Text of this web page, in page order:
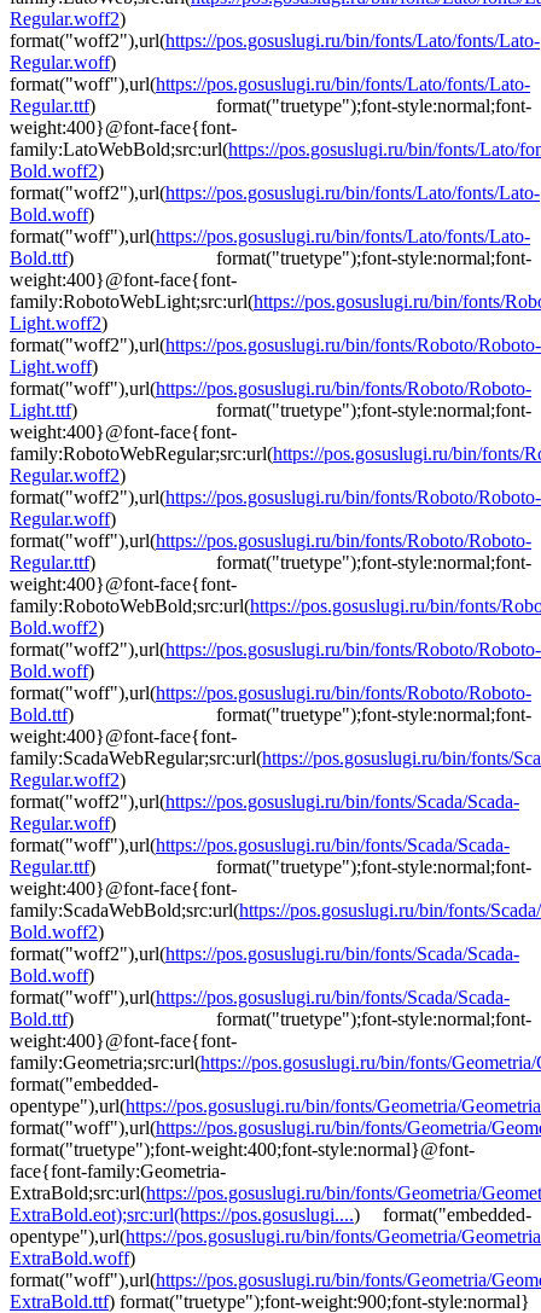
Regular.woff2)
format("woff2"),url(https://pos.gosuslugi.ru/bin/fonts/Lato/fonts/Lato-
Regular.woff)
format("woff"),url(https://pos.gosuslugi.ru/bin/fonts/Lato/fonts/Lato-
Regular.ttf) format("truetype");font-style:normal;font-
weight:400}@font-face{font-
family:LatoWebBold;src:url(https://pos.gosuslugi.ru/bin/fonts/Lato/
Bold.woff2)
format("woff2"),url(https://pos.gosuslugi.ru/bin/fonts/Lato/fonts/Lato-
Bold.woff)
format("woff"),url(https://pos.gosuslugi.ru/bin/fonts/Lato/fonts/Lato-
Bold.ttf) format("truetype");font-style:normal;font-
weight:400}@font-face{font-
family:RobotoWebLight;src:url(https://pos.gosuslugi.ru/bin/fonts/
Light.woff2)
format("woff2"),url(https://pos.gosuslugi.ru/bin/fonts/Roboto/Roboto-
Light.woff)
format("woff"),url(https://pos.gosuslugi.ru/bin/fonts/Roboto/Roboto-
Light.ttf) format("truetype");font-style:normal;font-
weight:400}@font-face{font-
family:RobotoWebRegular;src:url(https://pos.gosuslugi.ru/bin/fonts/
Regular.woff2)
format("woff2"),url(https://pos.gosuslugi.ru/bin/fonts/Roboto/Roboto-
Regular.woff)
format("woff"),url(https://pos.gosuslugi.ru/bin/fonts/Roboto/Roboto-
Regular.ttf) format("truetype");font-style:normal;font-
weight:400}@font-face{font-
family:RobotoWebBold;src:url(https://pos.gosuslugi.ru/bin/fonts/
Bold.woff2)
format("woff2"),url(https://pos.gosuslugi.ru/bin/fonts/Roboto/Roboto-
Bold.woff)
format("woff"),url(https://pos.gosuslugi.ru/bin/fonts/Roboto/Roboto-
Bold.ttf) format("truetype");font-style:normal;font-
weight:400}@font-face{font-
family:ScadaWebRegular;src:url(https://pos.gosuslugi.ru/bin/fonts/
Regular.woff2)
format("woff2"),url(https://pos.gosuslugi.ru/bin/fonts/Scada/Scada-
Regular.woff)
format("woff"),url(https://pos.gosuslugi.ru/bin/fonts/Scada/Scada-
Regular.ttf) format("truetype");font-style:normal;font-
weight:400}@font-face{font-
family:ScadaWebBold;src:url(https://pos.gosuslugi.ru/bin/fonts/
Bold.woff2)
format("woff2"),url(https://pos.gosuslugi.ru/bin/fonts/Scada/Scada-
Bold.woff)
format("woff"),url(https://pos.gosuslugi.ru/bin/fonts/Scada/Scada-
Bold.ttf) format("truetype");font-style:normal;font-
weight:400}@font-face{font-
family:Geometria;src:url(https://pos.gosuslugi.ru/bin/fonts/
format("embedded-
opentype"),url(https://pos.gosuslugi.ru/bin/fonts/Geometria/
format("woff"),url(https://pos.gosuslugi.ru/bin/fonts/Geometria/
format("truetype");font-weight:400;font-style:normal}@font-
face{font-family:Geometria-
ExtraBold;src:url(https://pos.gosuslugi.ru/bin/fonts/Geometria/
ExtraBold.eot);src:url(https://pos.gosuslugi....) format("embedded-
opentype"),url(https://pos.gosuslugi.ru/bin/fonts/Geometria/
ExtraBold.woff)
format("woff"),url(https://pos.gosuslugi.ru/bin/fonts/Geometria/
ExtraBold.ttf) format("truetype");font-weight:900;font-style:normal}